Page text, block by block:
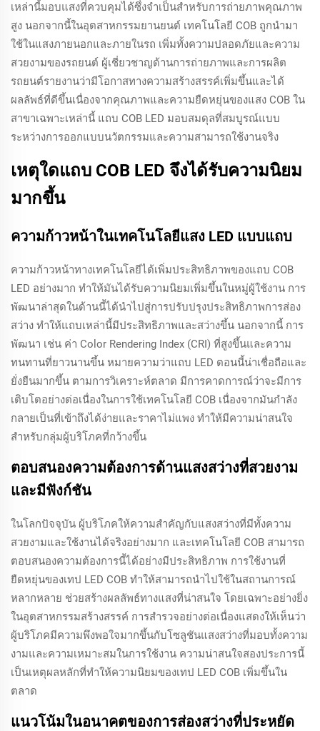
เหล่านี้มอบแสงที่ควบคุมได้ซึ่งจำเป็นสำหรับการถ่ายภาพคุณภาพ
สูง นอกจากนี้ในอุตสาหกรรมยานยนต์ เทคโนโลยี COB ถูกนำมา
ใช้ในแสงภายนอกและภายในรถ เพิ่มทั้งความปลอดภัยและความ
สวยงามของรถยนต์ ผู้เชี่ยวชาญด้านการถ่ายภาพและการผลิต
รถยนต์รายงานว่ามีโอกาสทางความสร้างสรรค์เพิ่มขึ้นและได้
ผลลัพธ์ที่ดีขึ้นเนื่องจากคุณภาพและความยืดหยุ่นของแสง COB ใน
สาขาเฉพาะเหล่านี้ แถบ COB LED มอบสมดุลที่สมบูรณ์แบบ
ระหว่างการออกแบบนวัตกรรมและความสามารถใช้งานจริง
เหตุใดแถบ COB LED จึงได้รับความนิยม
มากขึ้น
ความก้าวหน้าในเทคโนโลยีแสง LED แบบแถบ
ความก้าวหน้าทางเทคโนโลยีได้เพิ่มประสิทธิภาพของแถบ COB
LED อย่างมาก ทำให้มันได้รับความนิยมเพิ่มขึ้นในหมู่ผู้ใช้งาน การ
พัฒนาล่าสุดในด้านนี้ได้นำไปสู่การปรับปรุงประสิทธิภาพการส่อง
สว่าง ทำให้แถบเหล่านี้มีประสิทธิภาพและสว่างขึ้น นอกจากนี้ การ
พัฒนา เช่น ค่า Color Rendering Index (CRI) ที่สูงขึ้นและความ
ทนทานที่ยาวนานขึ้น หมายความว่าแถบ LED ตอนนี้น่าเชื่อถือและ
ยั่งยืนมากขึ้น ตามการวิเคราะห์ตลาด มีการคาดการณ์ว่าจะมีการ
เติบโตอย่างต่อเนื่องในการใช้เทคโนโลยี COB เนื่องจากมันกำลัง
กลายเป็นที่เข้าถึงได้ง่ายและราคาไม่แพง ทำให้มีความน่าสนใจ
สำหรับกลุ่มผู้บริโภคที่กว้างขึ้น
ตอบสนองความต้องการด้านแสงสว่างที่สวยงาม
และมีฟังก์ชัน
ในโลกปัจจุบัน ผู้บริโภคให้ความสำคัญกับแสงสว่างที่มีทั้งความ
สวยงามและใช้งานได้จริงอย่างมาก และเทคโนโลยี COB สามารถ
ตอบสนองความต้องการนี้ได้อย่างมีประสิทธิภาพ การใช้งานที่
ยืดหยุ่นของเทป LED COB ทำให้สามารถนำไปใช้ในสถานการณ์
หลากหลาย ช่วยสร้างผลลัพธ์ทางแสงที่น่าสนใจ โดยเฉพาะอย่างยิ่ง
ในอุตสาหกรรมสร้างสรรค์ การสำรวจอย่างต่อเนื่องแสดงให้เห็นว่า
ผู้บริโภคมีความพึงพอใจมากขึ้นกับโซลูชันแสงสว่างที่มอบทั้งความ
งามและความเหมาะสมในการใช้งาน ความน่าสนใจสองประการนี้
เป็นเหตุผลหลักที่ทำให้ความนิยมของเทป LED COB เพิ่มขึ้นใน
ตลาด
แนวโน้มในอนาคตของการส่องสว่างที่ประหยัด